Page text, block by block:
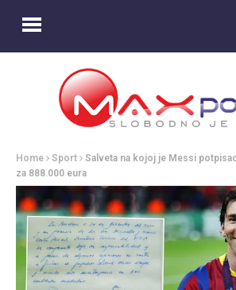
Home Sport
Salveta na kojoj je Messi
za 888.000 eura